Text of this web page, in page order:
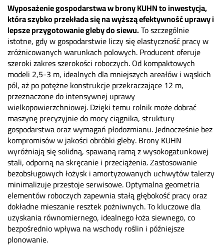
Wyposażenie gospodarstwa w brony KUHN to inwestycja,
która szybko przekłada się na wyższą efektywność uprawy i
lepsze przygotowanie gleby do siewu.To szczególnie
istotne, gdy w gospodarstwie liczy się elastyczność pracy w
zróżnicowanych warunkach polowych. Producent oferuje
szeroki zakres szerokości roboczych. Od kompaktowych
modeli 2,5-3 m, idealnych dla mniejszych areałów i wąskich
pól, aż po potężne konstrukcje przekraczające 12 m,
przeznaczone do intensywnej uprawy
wielkopowierzchniowej. Dzięki temu rolnik może dobrać
maszynę precyzyjnie do mocy ciągnika, struktury
gospodarstwa oraz wymagań płodozmianu. Jednocześnie bez
kompromisów w jakości obróbki gleby. Brony KUHN
wyróżniają się solidną, spawaną ramą z wysokogatunkowej
stali, odporną na skręcanie i przeciążenia. Zastosowanie
bezobsługowych łożysk i amortyzowanych uchwytów talerzy
minimalizuje przestoje serwisowe. Optymalna geometria
elementów roboczych zapewnia stałą głębokość pracy oraz
dokładne mieszanie resztek pożniwnych. To kluczowe dla
uzyskania równomiernego, idealnego łoża siewnego, co
bezpośrednio wpływa na wschody roślin i późniejsze
plonowanie.